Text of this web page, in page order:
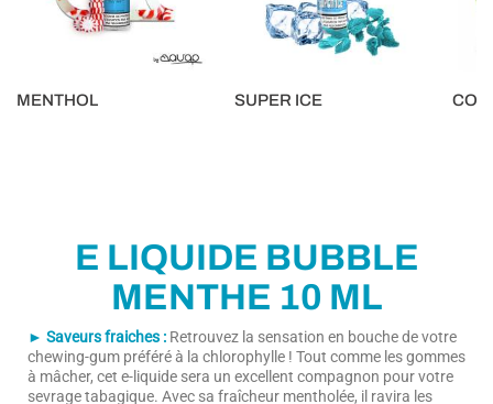
MENTHOL SUPER ICE
E LIQUIDE BUBBLE
MENTHE 10 ML
► Saveurs fraiches : Retrouvez la sensation en bouche de votre
chewing-gum préféré à la chlorophylle ! Tout comme les gommes
à mâcher, cet e-liquide sera un excellent compagnon pour votre
sevrage tabagique. Avec sa fraîcheur mentholée, il ravira les